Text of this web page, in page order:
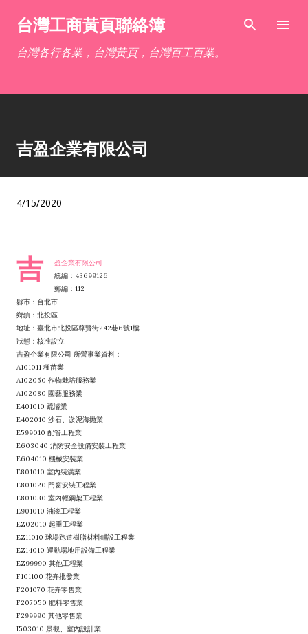
跳到主要內容
台灣工商黃頁聯絡簿
台灣各行各業，台灣黃頁，台灣百工百業。
吉盈企業有限公司
4/15/2020
吉
盈企業有限公司
統編：43699126
郵編：112
縣市：台北市
鄉鎮：北投區
地址：臺北市北投區尊賢街242巷6號1樓
狀態：核准設立
吉盈企業有限公司 所營事業資料：
A101011 種苗業
A102050 作物栽培服務業
A102080 園藝服務業
E401010 疏濬業
E402010 沙石、淤泥海拋業
E599010 配管工程業
E603040 消防安全設備安裝工程業
E604010 機械安裝業
E801010 室內裝潢業
E801020 門窗安裝工程業
E801030 室內輕鋼架工程業
E901010 油漆工程業
EZ02010 起重工程業
EZ11010 球場跑道樹脂材料鋪設工程業
EZ14010 運動場地用設備工程業
EZ99990 其他工程業
F101100 花卉批發業
F201070 花卉零售業
F207050 肥料零售業
F299990 其他零售業
I503010 景觀、室內設計業